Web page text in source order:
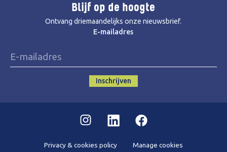
Blijf op de hoogte
Ontvang driemaandelijks onze nieuwsbrief.
E-mailadres
Inschrijven
Privacy & cookies policy Manage cookies